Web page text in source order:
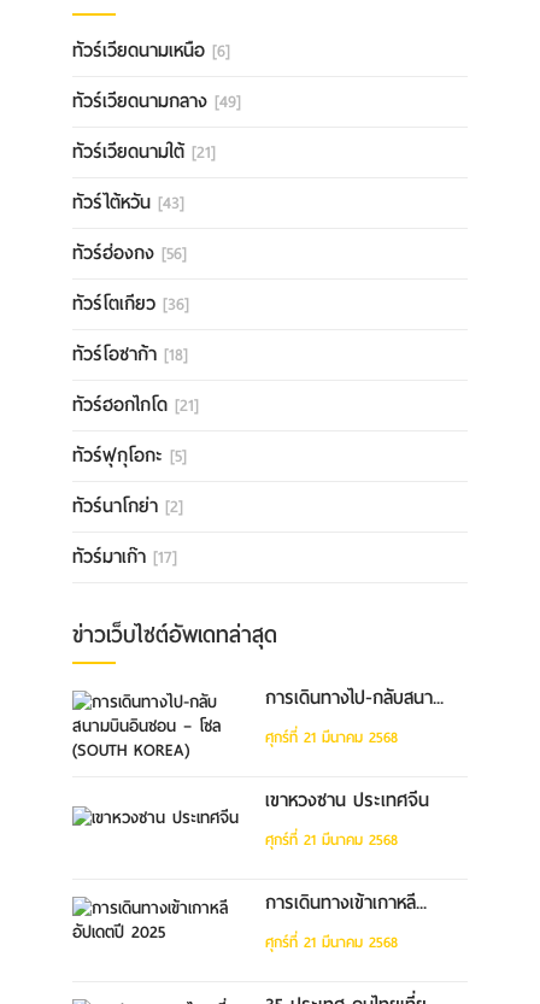
ทัวร์เวียดนามเหนือ [6]
ทัวร์เวียดนามกลาง [49]
ทัวร์เวียดนามใต้ [21]
ทัวร์ไต้หวัน [43]
ทัวร์ฮ่องกง [56]
ทัวร์โตเกียว [36]
ทัวร์โอซาก้า [18]
ทัวร์ฮอกไกโด [21]
ทัวร์ฟุกุโอกะ [5]
ทัวร์นาโกย่า [2]
ทัวร์มาเก๊า [17]
ข่าวเว็บไซต์อัพเดทล่าสุด
การเดินทางไป-กลับสนา...
ศุกร์ที่ 21 มีนาคม 2568
เขาหวงซาน ประเทศจีน
ศุกร์ที่ 21 มีนาคม 2568
การเดินทางเข้าเกาหลี...
ศุกร์ที่ 21 มีนาคม 2568